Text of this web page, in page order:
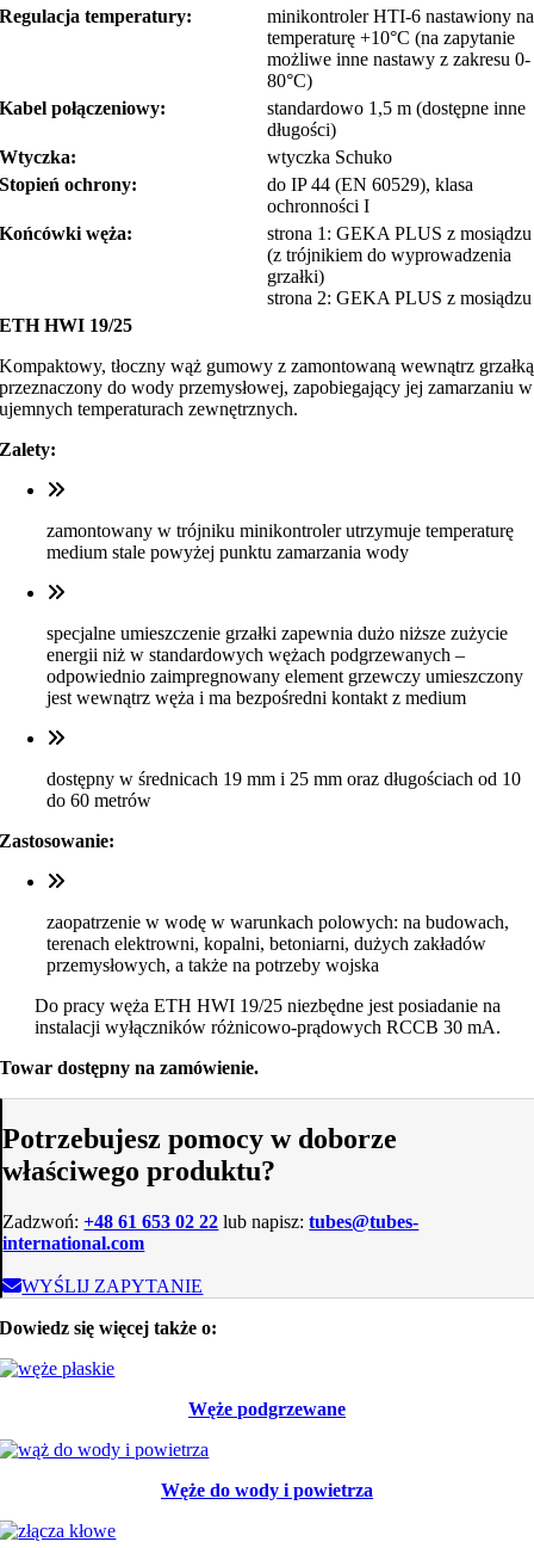
Regulacja temperatury:
minikontroler HTI-6 nastawiony na
temperaturę +10°C (na zapytanie
możliwe inne nastawy z zakresu 0-
80°C)
Kabel połączeniowy:
standardowo 1,5 m (dostępne inne
długości)
Wtyczka:
wtyczka Schuko
Stopień ochrony:
do IP 44 (EN 60529), klasa
ochronności I
Końcówki węża:
strona 1: GEKA PLUS z mosiądzu
(z trójnikiem do wyprowadzenia
grzałki)
strona 2: GEKA PLUS z mosiądzu
ETH HWI 19/25
Kompaktowy, tłoczny wąż gumowy z zamontowaną wewnątrz grzałką
przeznaczony do wody przemysłowej, zapobiegający jej zamarzaniu w
ujemnych temperaturach zewnętrznych.
Zalety:
zamontowany w trójniku minikontroler utrzymuje temperaturę
medium stale powyżej punktu zamarzania wody
specjalne umieszczenie grzałki zapewnia dużo niższe zużycie
energii niż w standardowych wężach podgrzewanych –
odpowiednio zaimpregnowany element grzewczy umieszczony
jest wewnątrz węża i ma bezpośredni kontakt z medium
dostępny w średnicach 19 mm i 25 mm oraz długościach od 10
do 60 metrów
Zastosowanie:
zaopatrzenie w wodę w warunkach polowych: na budowach,
terenach elektrowni, kopalni, betoniarni, dużych zakładów
przemysłowych, a także na potrzeby wojska
Do pracy węża ETH HWI 19/25 niezbędne jest posiadanie na
instalacji wyłączników różnicowo-prądowych RCCB 30 mA.
Towar dostępny na zamówienie.
Potrzebujesz pomocy w doborze
właściwego produktu?
Zadzwoń:+48 61 653 02 22 lub napisz:tubes@tubes-
international.com
WYŚLIJ ZAPYTANIE
Dowiedz się więcej także o:
Węże podgrzewane
Węże do wody i powietrza